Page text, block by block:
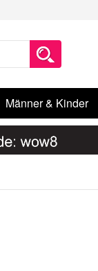
Männer & Kinder